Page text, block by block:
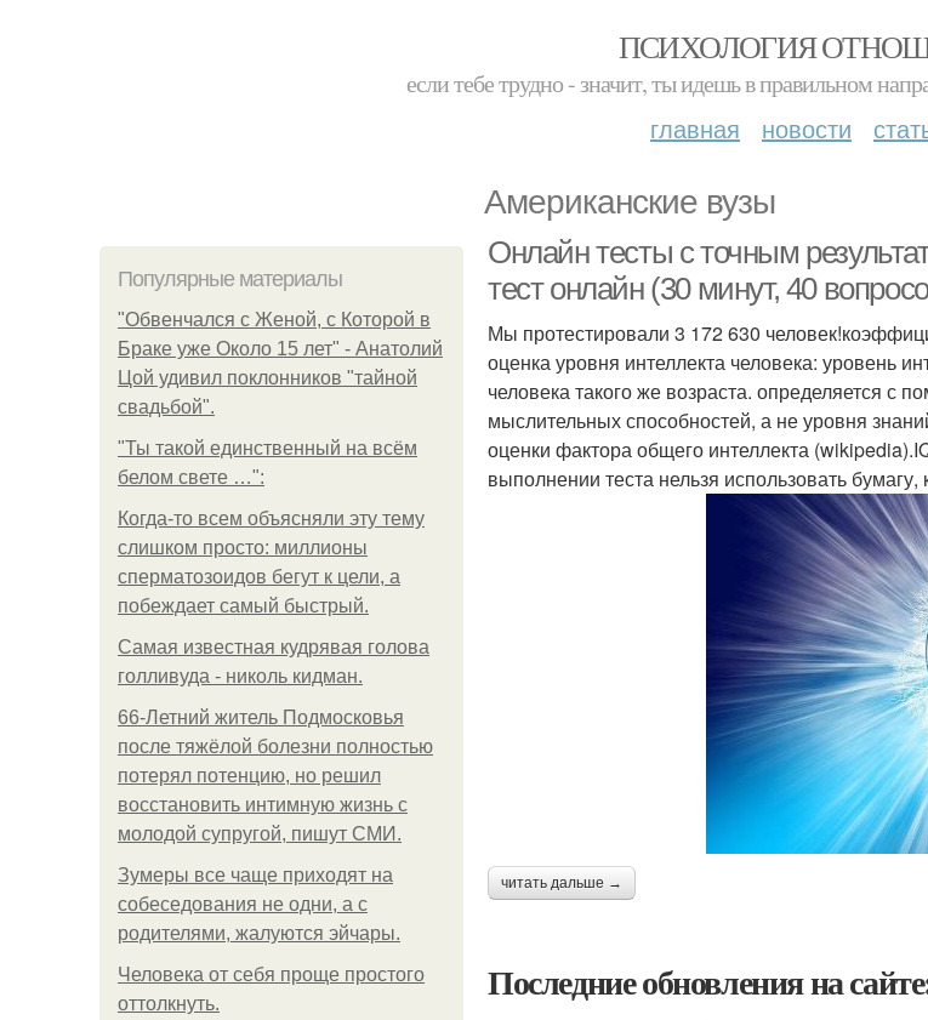
ПСИХОЛОГИЯ
если тебе трудно - значит, ты идешь в правильном
главная новости
Американские вузы
Популярные материалы
"Обвенчался с Женой, с Которой в
Браке уже Около 15 лет" - Анатолий
Цой удивил поклонников "тайной
свадьбой".
"Ты такой единственный на всём
белом свете …":
Когда-то всем объясняли эту тему
слишком просто: миллионы
сперматозоидов бегут к цели, а
побеждает самый быстрый.
Самая известная кудрявая голова
голливуда - николь кидман.
66-Летний житель Подмосковья
после тяжёлой болезни полностью
потерял потенцию, но решил
восстановить интимную жизнь с
молодой супругой, пишут СМИ.
Зумеры все чаще приходят на
собеседования не одни, а с
родителями, жалуются эйчары.
Человека от себя проще простого
оттолкнуть.
Онлайн тесты c точным
тест онлайн (30 минут, 40
Мы протестировали 3 172 630
оценка уровня интеллекта человека: уровень
человека такого же возраста. определяется с
мыслительных способностей, а не уровня
оценки фактора общего интеллекта
выполнении теста нельзя использовать бумагу,
читать дальше →
Последние обновления на